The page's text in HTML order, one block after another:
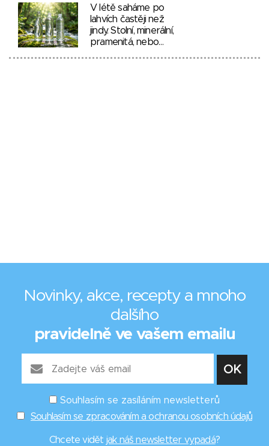
V létě saháme po
lahvích častěji než
jindy. Stolní, minerální,
pramenitá, nebo…
Novinky, akce, recepty a mnoho
dalšího
pravidelně ve vašem emailu
Souhlasím se zasíláním newsletterů
Souhlasím se zpracováním a ochranou osobních údajů
Chcete vidět jak náš newsletter vypadá?